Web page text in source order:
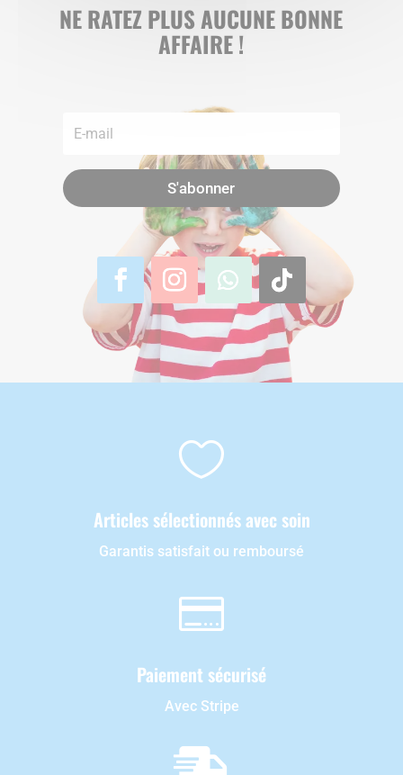
NE RATEZ PLUS AUCUNE BONNE
AFFAIRE !
S'abonner

Articles sélectionnés avec soin
Garantis satisfait ou remboursé

Paiement sécurisé
Avec Stripe